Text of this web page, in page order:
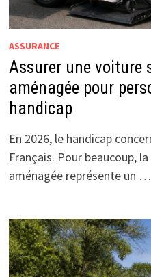
ASSURANCE
Assurer une voiture
aménagée pour
handicap
En 2026, le handicap
Français. Pour beaucoup,
aménagée représente un …